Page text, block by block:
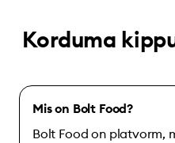
Korduma
Mis on Bolt Food?
Bolt Food on platvorm,